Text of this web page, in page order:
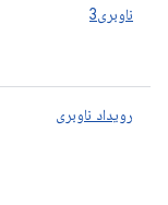
ناوبری3
رویداد ناوبری